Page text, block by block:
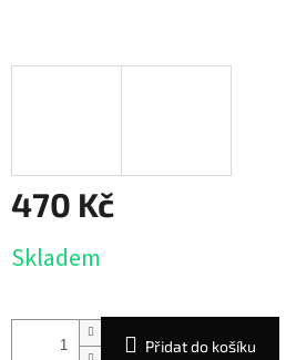
470 Kč
cena:
Skladem
Přidat do košíku